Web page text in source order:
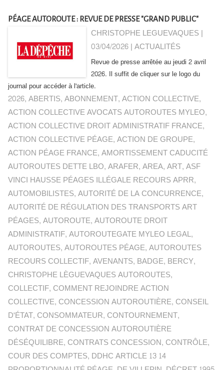
PÉAGE AUTOROUTE : REVUE DE PRESSE "GRAND PUBLIC"
CHRISTOPHE LEGUEVAQUES |
03/04/2026|ACTUALITÉS
Revue de presse arrêtée au jeudi 2 avril
2026. Il suffit de cliquer sur le logo du
journal pour accéder à l'article.
2026,ABERTIS,ABONNEMENT,ACTION COLLECTIVE,
ACTION COLLECTIVE AVOCATS AUTOROUTES MYLEO,
ACTION COLLECTIVE DROIT ADMINISTRATIF FRANCE,
ACTION COLLECTIVE PÉAGE,ACTION DE GROUPE,
ACTION PÉAGE FRANCE,AMORTISSEMENT CADUCITÉ
AUTOROUTES DETTE LBO,ARAFER,AREA,ART,ASF
VINCI HAUSSE PÉAGES ILLÉGALE RECOURS APRR,
AUTOMOBILISTES,AUTORITÉ DE LA CONCURRENCE,
AUTORITÉ DE RÉGULATION DES TRANSPORTS ART
PÉAGES,AUTOROUTE,AUTOROUTE DROIT
ADMINISTRATIF,AUTOROUTEGATE MYLEO LEGAL,
AUTOROUTES,AUTOROUTES PÉAGE,AUTOROUTES
RECOURS COLLECTIF,AVENANTS, BADGE, BERCY,
CHRISTOPHE LÈGUEVAQUES AUTOROUTES,
COLLECTIF, COMMENT REJOINDRE ACTION
COLLECTIVE, CONCESSION AUTOROUTIÈRE, CONSEIL
D'ÉTAT, CONSOMMATEUR, CONTOURNEMENT,
CONTRAT DE CONCESSION AUTOROUTIÈRE
DÉSÉQUILIBRE, CONTRATS CONCESSION, CONTRÔLE,
COUR DES COMPTES, DDHC ARTICLE 13 14